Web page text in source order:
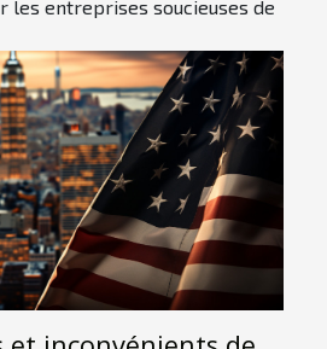
les entreprises soucieuses de